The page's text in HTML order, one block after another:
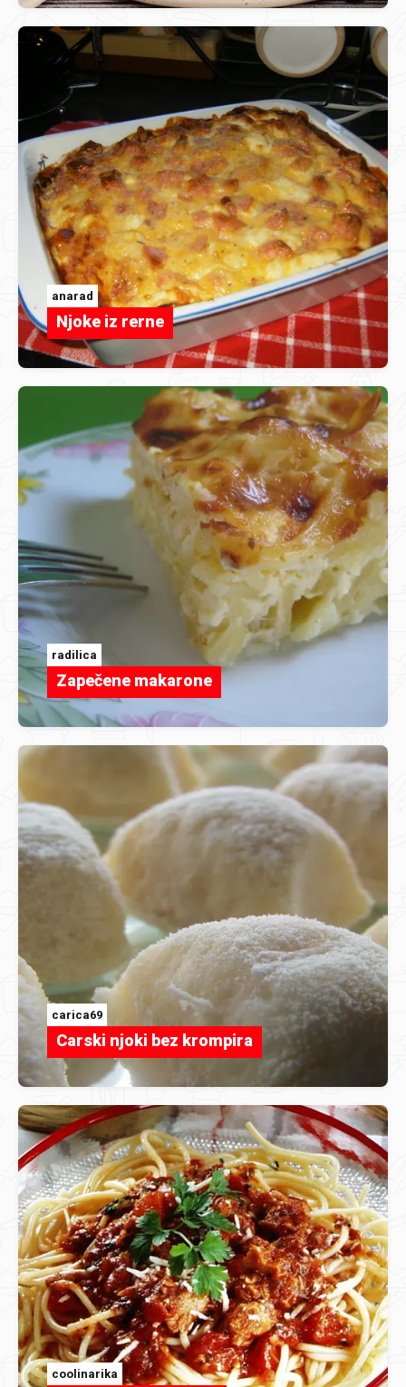
anarad
Njoke iz rerne
radilica
Zapečene makarone
carica69
Carski njoki bez krompira
coolinarika